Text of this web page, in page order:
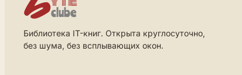
Библиотека IT-книг. Открыта круглосуточно,
без шума, без всплывающих окон.